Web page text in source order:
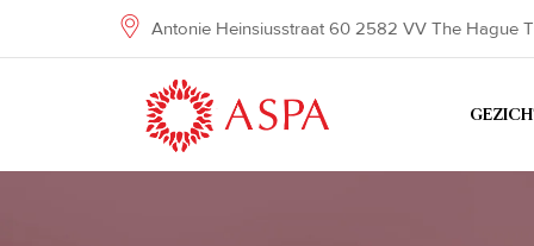
Antonie Heinsiusstraat 60 2582 VV The Hague